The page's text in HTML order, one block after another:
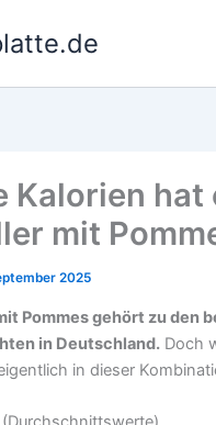
Kalorien hat
mit
2025
Pommes gehört zu den
in Deutschland. Doch
in dieser